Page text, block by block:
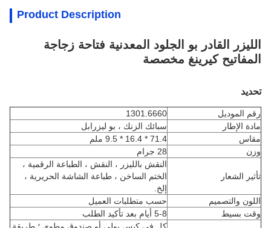
Product Description
الليزر القادر بو الجلود المعدنية فتاحة زجاجة
المفاتيح كيرينغ مخصصة
تحديد
رقم الموديل
1301.6660
مادة الإطار
سبائك الزنك ، بو ليزرابل
مقاس
71.4 * 16.4 * 9.5 ملم
وزن
28 جرام
تأثير الشعار
النقش بالليزر ، النقش ، الطباعة الرقمية ،
الختم الساخن ، طباعة الشاشة الحريرية ،
إلخ.
اللون والتصميم
حسب متطلبات العميل
وقت بسيط
5-8 أيام بعد تأكيد الطلب